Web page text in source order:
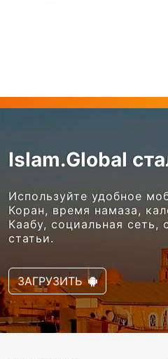
Islam.Global
Используйте удобное
Коран, время намаза,
Каабу, социальная сеть,
статьи.
ЗАГРУЗИТЬ